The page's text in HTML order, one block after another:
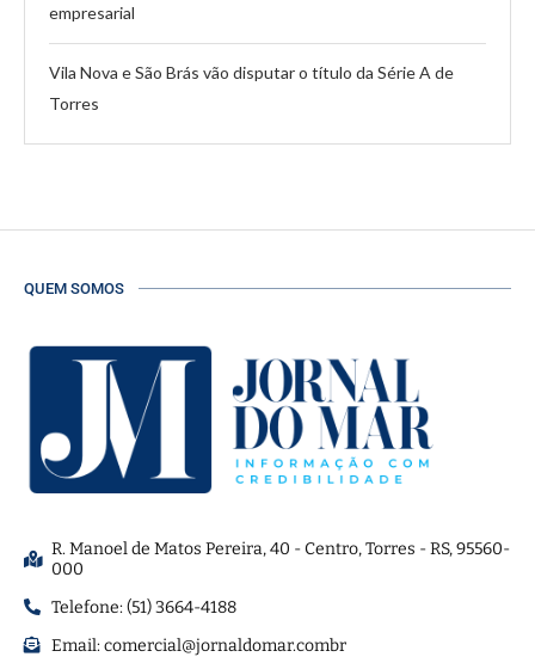
empresarial
Vila Nova e São Brás vão disputar o título da Série A de
Torres
QUEM SOMOS
R. Manoel de Matos Pereira, 40 - Centro, Torres - RS, 95560-
000
Telefone: (51) 3664-4188
Email:comercial@jornaldomar.combr